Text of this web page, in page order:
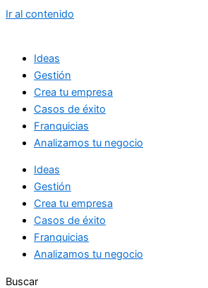
Ir al contenido
Ideas
Gestión
Crea tu empresa
Casos de éxito
Franquicias
Analizamos tu negocio
Ideas
Gestión
Crea tu empresa
Casos de éxito
Franquicias
Analizamos tu negocio
Buscar